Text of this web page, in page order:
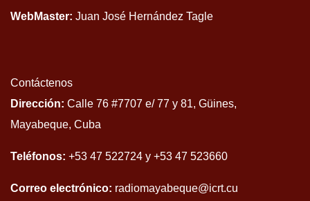
WebMaster: Juan José Hernández Tagle
Contáctenos
Dirección: Calle 76 #7707 e/ 77 y 81, Güines,
Mayabeque, Cuba
Teléfonos: +53 47 522724 y +53 47 523660
Correo electrónico: radiomayabeque@icrt.cu